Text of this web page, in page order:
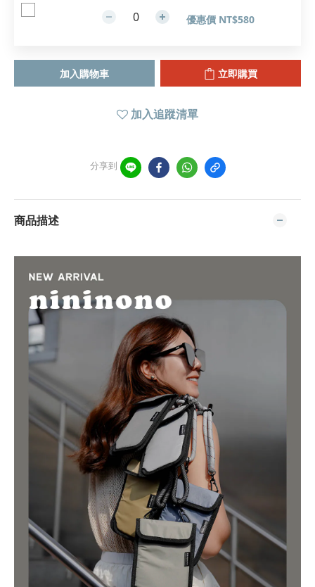
優惠價 NT$580
加入購物車 立即購買
加入追蹤清單
分享到
商品描述